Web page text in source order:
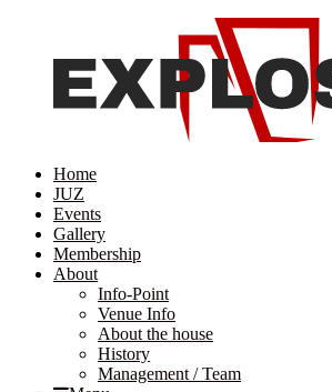
Home
JUZ
Events
Gallery
Membership
About
Info-Point
Venue Info
About the house
History
Management / Team